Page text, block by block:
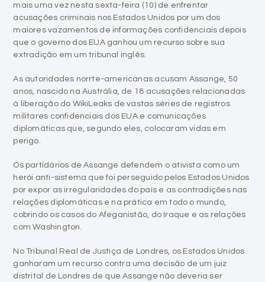
mais uma vez nesta sexta-feira (10) de enfrentar
acusações criminais nos Estados Unidos por um dos
maiores vazamentos de informações confidenciais depois
que o governo dos EUA ganhou um recurso sobre sua
extradição em um tribunal inglês.
As autoridades norrte-americanas acusam Assange, 50
anos, nascido na Austrália, de 18 acusações relacionadas
à liberação do WikiLeaks de vastas séries de registros
militares confidenciais dos EUA e comunicações
diplomáticas que, segundo eles, colocaram vidas em
perigo.
Os partidários de Assange defendem o ativista como um
herói anti-sistema que foi perseguido pelos Estados Unidos
por expor as irregularidades do país e as contradições nas
relações diplomáticas e na prática em todo o mundo,
cobrindo os casos do Afeganistão, do Iraque e as relações
com Washington.
No Tribunal Real de Justiça de Londres, os Estados Unidos
ganharam um recurso contra uma decisão de um juiz
distrital de Londres de que Assange não deveria ser